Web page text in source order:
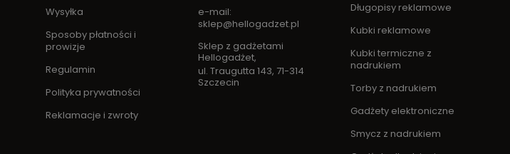
Wysyłka
Sposoby płatności i
prowizje
Regulamin
Polityka prywatności
Reklamacje i zwroty
e-mail:
sklep@hellogadzet.pl
Sklep z gadżetami
Hellogadżet,
ul. Traugutta 143, 71-314
Szczecin
Długopisy reklamowe
Kubki reklamowe
Kubki termiczne z
nadrukiem
Torby z nadrukiem
Gadżety elektroniczne
Smycz z nadrukiem